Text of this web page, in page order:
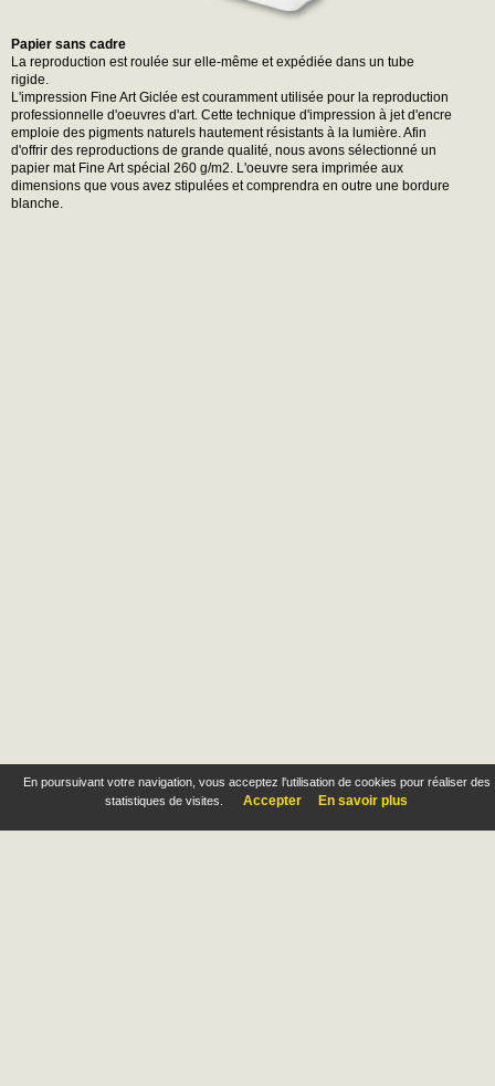
En poursuivant votre navigation, vous acceptez l'utilisation de cookies pour réaliser des
statistiques de visites.
Accepter En savoir plus
Papier sans cadre
La reproduction est roulée sur elle-même et expédiée dans un tube
rigide.
L'impression Fine Art Giclée est couramment utilisée pour la reproduction
professionnelle d'oeuvres d'art. Cette technique d'impression à jet d'encre
emploie des pigments naturels hautement résistants à la lumière. Afin
d'offrir des reproductions de grande qualité, nous avons sélectionné un
papier mat Fine Art spécial 260 g/m2. L'oeuvre sera imprimée aux
dimensions que vous avez stipulées et comprendra en outre une bordure
blanche.